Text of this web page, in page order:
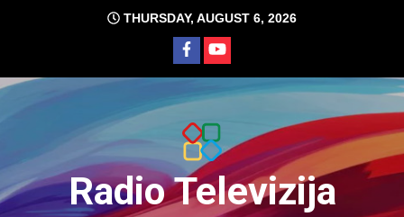
THURSDAY, AUGUST 6, 2026
Radio Televizija